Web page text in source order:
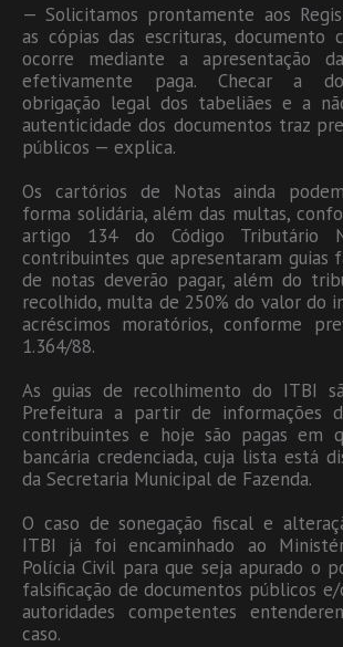
— Solicitamos prontamente aos
as cópias das escrituras, documento
ocorre mediante a apresentação
efetivamente paga. Checar a
obrigação legal dos tabeliães e a
autenticidade dos documentos traz
públicos — explica.
Os cartórios de Notas ainda
forma solidária, além das multas,
artigo 134 do Código Tributário
contribuintes que apresentaram guias
de notas deverão pagar, além do
recolhido, multa de 250% do valor do
acréscimos moratórios, conforme
1.364/88.
As guias de recolhimento do ITBI
Prefeitura a partir de informações
contribuintes e hoje são pagas em
bancária credenciada, cuja lista está
da Secretaria Municipal de Fazenda.
O caso de sonegação fiscal e
ITBI já foi encaminhado ao
Polícia Civil para que seja apurado o
falsificação de documentos públicos
autoridades competentes
caso.